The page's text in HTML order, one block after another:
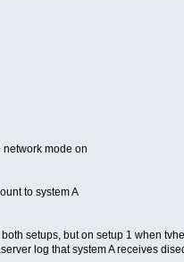
network mode on
to system A
setups, but on setup 1 when
log that system A receives